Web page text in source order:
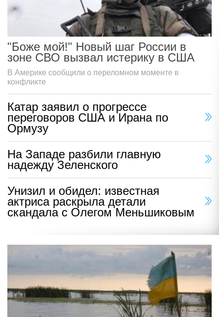
"Боже мой!" Новый шаг России в
зоне СВО вызвал истерику в США
В Америке сообщили о переломном моменте в
конфликте
Катар заявил о прогрессе
переговоров США и Ирана по
Ормузу
На Западе разбили главную
надежду Зеленского
Унизил и обидел: известная
актриса раскрыла детали
скандала с Олегом Меньшиковым